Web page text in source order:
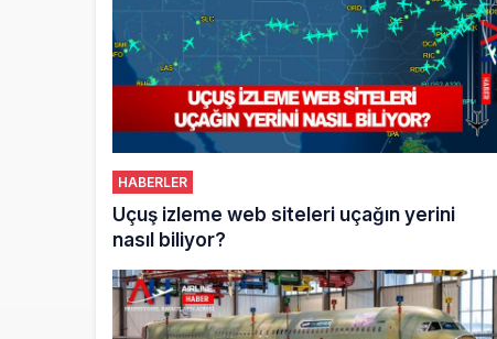
HABERLER
Uçuş izleme web siteleri uçağın yerini
nasıl biliyor?